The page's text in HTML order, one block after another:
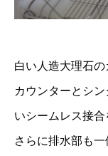
白い人造大理石の
カウンターとシ
いシームレス接合
さらに排水部も